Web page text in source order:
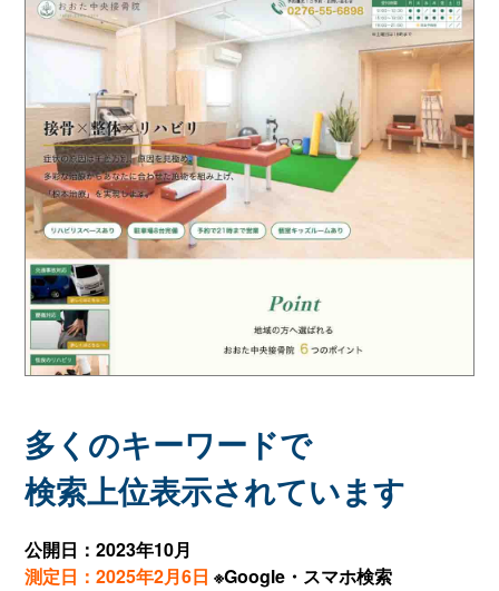
多くのキーワードで
検索上位表示されています
公開日：2023年10月
測定日：2025年2月6日 ※Google・スマホ検索